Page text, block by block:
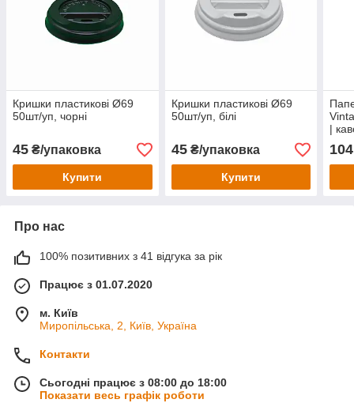
Кришки пластикові Ø69
50шт/уп, чорні
45 ₴/упаковка
Купити
Кришки пластикові Ø69
50шт/уп, білі
45₴/упаковка
Купити
|
104
Про нас
100% позитивних з 41 відгука за рік
Працює з 01.07.2020
м. Київ
Миропільська, 2, Київ, Україна
Контакти
Сьогодні працює з 08:00 до 18:00
Показати весь графік роботи